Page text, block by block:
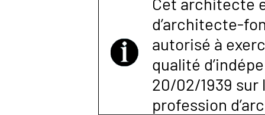
d’architecte-
autorisé à
qualité
20/02/1939
profession